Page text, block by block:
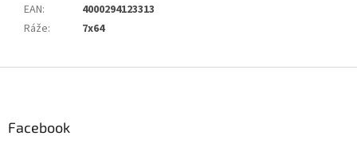
EAN:
4000294123313
Ráže: 7x64
Facebook